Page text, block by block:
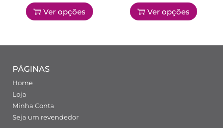
Ver opções Ver opções
PÁGINAS
Home
Loja
Minha Conta
Seja um revendedor